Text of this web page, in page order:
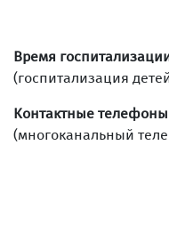
Время
(госпитализация
Контактные
(многоканальный